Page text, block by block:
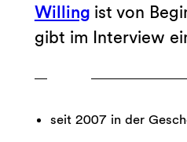
Willing ist von
gibt im Interview
seit 2007 in der